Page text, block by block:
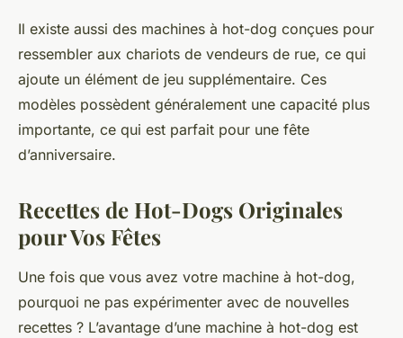
Il existe aussi des machines à hot-dog conçues pour
ressembler aux chariots de vendeurs de rue, ce qui
ajoute un élément de jeu supplémentaire. Ces
modèles possèdent généralement une capacité plus
importante, ce qui est parfait pour une fête
d’anniversaire.
Recettes de Hot-Dogs Originales
pour Vos Fêtes
Une fois que vous avez votre machine à hot-dog,
pourquoi ne pas expérimenter avec de nouvelles
recettes ? L’avantage d’une machine à hot-dog est